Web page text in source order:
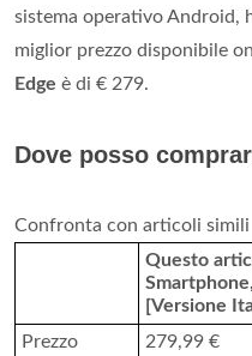
sistema operativo Android,
miglior prezzo disponibile
Edge è di € 279.
Dove posso
Confronta con articoli simili
Questo
[Versione
Prezzo
279,99 €